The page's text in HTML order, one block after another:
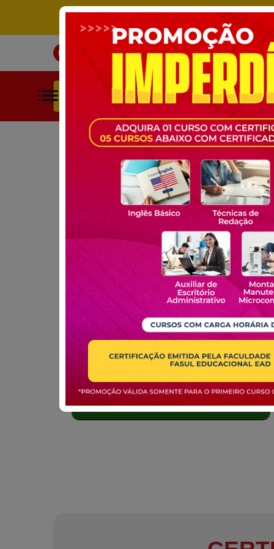
INÍCIO CURSOS
BUSCAR POR CATEGORIAS
CURSOS GRATUITOS EDUCAÇÃO PORTUGUÊS
CURSO GRATUITO ONLINE:
PORTUGUÊS
MATRICULE-SE